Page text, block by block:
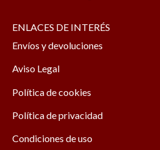
ENLACES DE INTERÉS
Envíos y devoluciones
Aviso Legal
Política de cookies
Política de privacidad
Condiciones de uso